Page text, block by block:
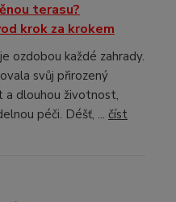
terasu?
krok za krokem
ozdobou každé zahrady.
svůj přirozený
a dlouhou životnost,
péči. Déšť, ... číst